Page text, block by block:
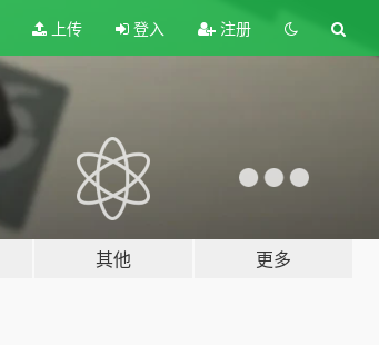
上传 登入 注册
其他 更多